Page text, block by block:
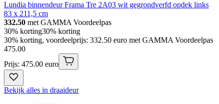
Lundia binnendeur Frama Tre 2A03 wit gegrondverfd opdek links
83 x 211,5 cm
332.50 met GAMMA Voordeelpas
30% korting30% korting
30% korting, voordeelprijs: 332.50 euro met GAMMA Voordeelpas
475.00
Prijs: 475.00 euro
Bekijk alles in draaideur